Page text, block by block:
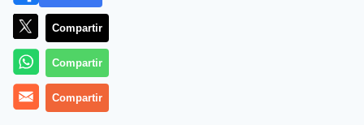
Más información
Compartir
Compartir
Compartir